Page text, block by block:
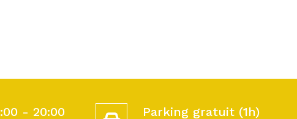
- 20:00
Parking gratuit (1h)